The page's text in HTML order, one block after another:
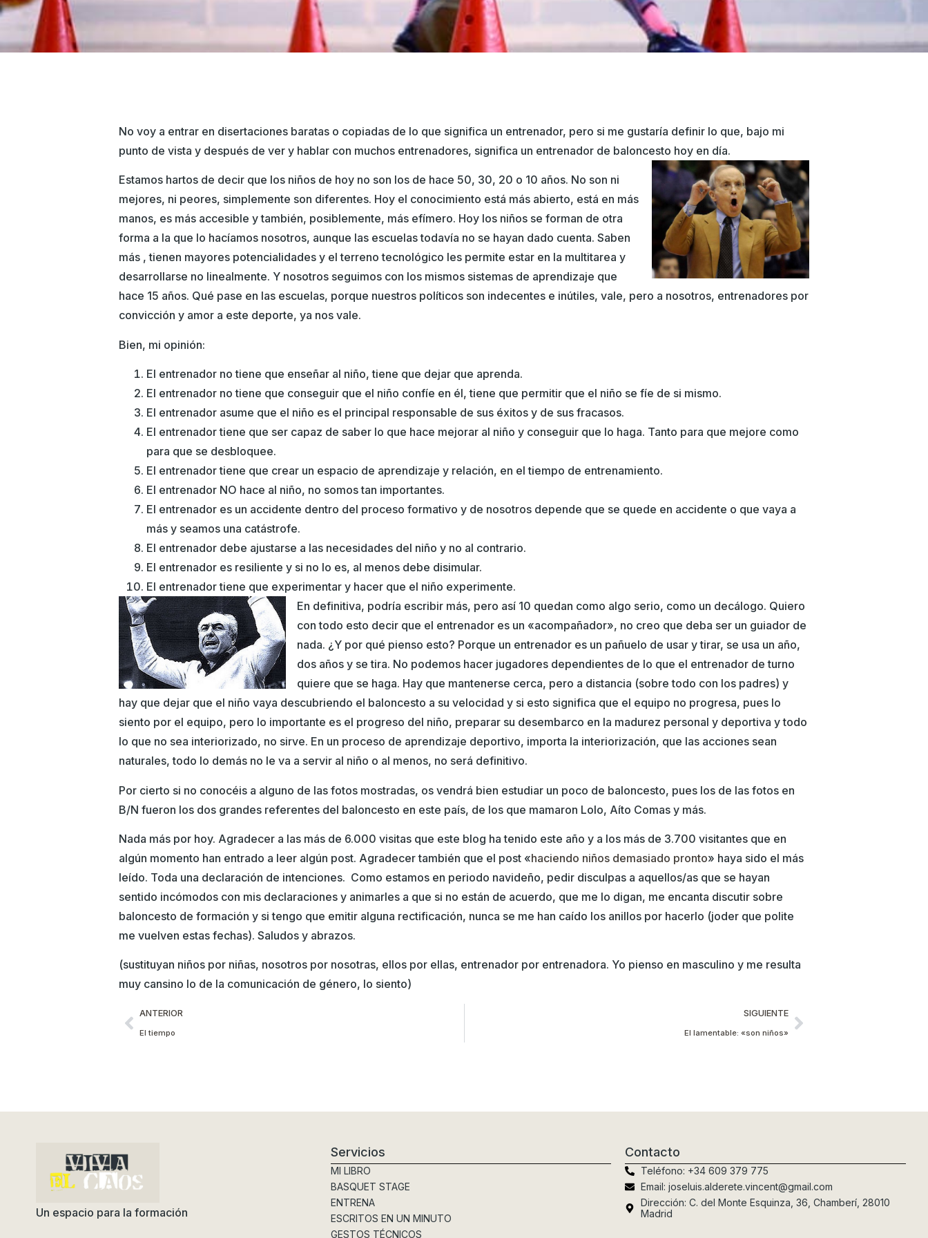
No voy a entrar en disertaciones baratas o copiadas de lo que significa un entrenador, pero si me gustaría definir lo que, bajo mi
punto de vista y después de ver y hablar con muchos entrenadores, significa un entrenador de baloncesto hoy en día.
Estamos hartos de decir que los niños de hoy no son los de hace 50, 30, 20 o 10 años. No son ni
mejores, ni peores, simplemente son diferentes. Hoy el conocimiento está más abierto, está en más
manos, es más accesible y también, posiblemente, más efímero. Hoy los niños se forman de otra
forma a la que lo hacíamos nosotros, aunque las escuelas todavía no se hayan dado cuenta. Saben
más , tienen mayores potencialidades y el terreno tecnológico les permite estar en la multitarea y
desarrollarse no linealmente. Y nosotros seguimos con los mismos sistemas de aprendizaje que
hace 15 años. Qué pase en las escuelas, porque nuestros políticos son indecentes e inútiles, vale, pero a nosotros, entrenadores por
convicción y amor a este deporte, ya nos vale.
Bien, mi opinión:
El entrenador no tiene que enseñar al niño, tiene que dejar que aprenda.
El entrenador no tiene que conseguir que el niño confíe en él, tiene que permitir que el niño se fíe de si mismo.
El entrenador asume que el niño es el principal responsable de sus éxitos y de sus fracasos.
El entrenador tiene que ser capaz de saber lo que hace mejorar al niño y conseguir que lo haga. Tanto para que mejore como
para que se desbloquee.
El entrenador tiene que crear un espacio de aprendizaje y relación, en el tiempo de entrenamiento.
El entrenador NO hace al niño, no somos tan importantes.
El entrenador es un accidente dentro del proceso formativo y de nosotros depende que se quede en accidente o que vaya a
más y seamos una catástrofe.
El entrenador debe ajustarse a las necesidades del niño y no al contrario.
El entrenador es resiliente y si no lo es, al menos debe disimular.
El entrenador tiene que experimentar y hacer que el niño experimente.
En definitiva, podría escribir más, pero así 10 quedan como algo serio, como un decálogo. Quiero
con todo esto decir que el entrenador es un «acompañador», no creo que deba ser un guiador de
nada. ¿Y por qué pienso esto? Porque un entrenador es un pañuelo de usar y tirar, se usa un año,
dos años y se tira. No podemos hacer jugadores dependientes de lo que el entrenador de turno
quiere que se haga. Hay que mantenerse cerca, pero a distancia (sobre todo con los padres) y
hay que dejar que el niño vaya descubriendo el baloncesto a su velocidad y si esto significa que el equipo no progresa, pues lo
siento por el equipo, pero lo importante es el progreso del niño, preparar su desembarco en la madurez personal y deportiva y todo
lo que no sea interiorizado, no sirve. En un proceso de aprendizaje deportivo, importa la interiorización, que las acciones sean
naturales, todo lo demás no le va a servir al niño o al menos, no será definitivo.
Por cierto si no conocéis a alguno de las fotos mostradas, os vendrá bien estudiar un poco de baloncesto, pues los de las fotos en
B/N fueron los dos grandes referentes del baloncesto en este país, de los que mamaron Lolo, Aíto Comas y más.
Nada más por hoy. Agradecer a las más de 6.000 visitas que este blog ha tenido este año y a los más de 3.700 visitantes que en
algún momento han entrado a leer algún post. Agradecer también que el post «haciendo niños demasiado pronto» haya sido el más
leído. Toda una declaración de intenciones. Como estamos en periodo navideño, pedir disculpas a aquellos/as que se hayan
sentido incómodos con mis declaraciones y animarles a que si no están de acuerdo, que me lo digan, me encanta discutir sobre
baloncesto de formación y si tengo que emitir alguna rectificación, nunca se me han caído los anillos por hacerlo (joder que polite
me vuelven estas fechas). Saludos y abrazos.
(sustituyan niños por niñas, nosotros por nosotras, ellos por ellas, entrenador por entrenadora. Yo pienso en masculino y me resulta
muy cansino lo de la comunicación de género, lo siento)
ANTERIOR
El tiempo
SIGUIENTE
El lamentable: «son niños»
Un espacio para la formación
Servicios
MI LIBRO
BASQUET STAGE
ENTRENA
ESCRITOS EN UN MINUTO
GESTOS TÉCNICOS
Contacto
Teléfono: +34 609 379 775
Email: joseluis.alderete.vincent@gmail.com
Dirección: C. del Monte Esquinza, 36, Chamberí, 28010
Madrid